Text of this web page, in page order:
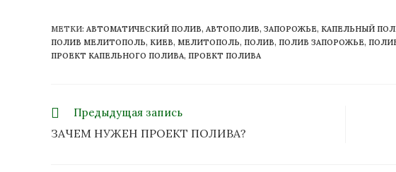
МЕТКИ: АВТОМАТИЧЕСКИЙ ПОЛИВ, АВТОПОЛИВ, ЗАПОРОЖЬЕ, КАПЕЛЬНЫЙ
ПОЛИВ МЕЛИТОПОЛЬ, КИЕВ, МЕЛИТОПОЛЬ, ПОЛИВ, ПОЛИВ ЗАПОРОЖЬЕ,
ПРОЕКТ КАПЕЛЬНОГО ПОЛИВА, ПРОЕКТ ПОЛИВА
Предыдущая запись
ЗАЧЕМ НУЖЕН ПРОЕКТ ПОЛИВА?